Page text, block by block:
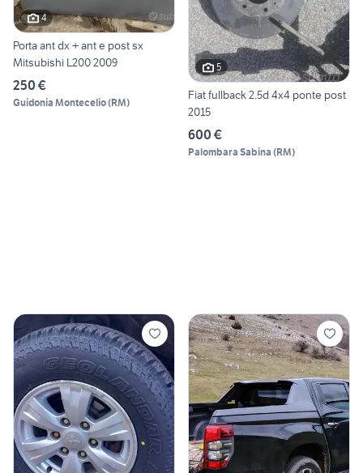
4
Porta ant dx + ant e post sx
Mitsubishi L200 2009
250 €
Guidonia Montecelio(RM)
5
Fiat fullback 2.5d 4x4 ponte post
2015
600 €
Palombara Sabina (RM)